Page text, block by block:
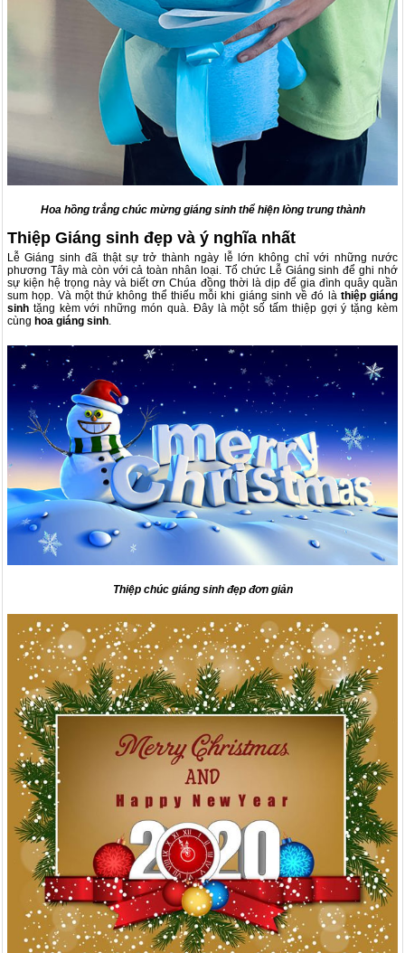
Hoa hồng trắng chúc mừng giáng sinh thể hiện lòng trung thành
Thiệp Giáng sinh đẹp và ý nghĩa nhất
Lễ Giáng sinh đã thật sự trở thành ngày lễ lớn không chỉ với những nước
phương Tây mà còn với cả toàn nhân loại. Tổ chức Lễ Giáng sinh để ghi nhớ
sự kiện hệ trọng này và biết ơn Chúa đồng thời là dịp để gia đình quây quần
sum họp. Và một thứ không thể thiếu mỗi khi giáng sinh về đó là thiệp giáng
sinh tặng kèm với những món quà. Đây là một số tấm thiệp gợi ý tặng kèm
cùng hoa giáng sinh.
Thiệp chúc giáng sinh đẹp đơn giản